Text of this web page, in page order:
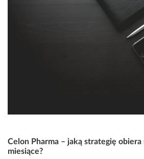
Celon Pharma – jaką strategię obiera
miesiące?